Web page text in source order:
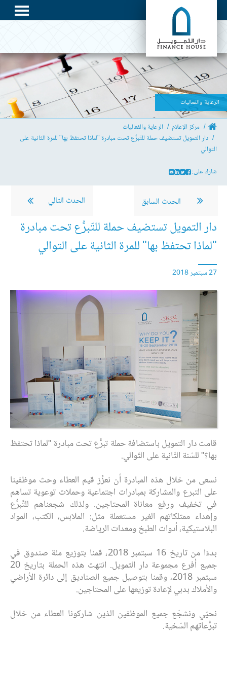
الرعاية والفعاليات
مركز الإعلام
الرعاية والفعاليات
دار التمويل تستضيف حملة للتّبرُّع تحت مبادرة "لماذا تحتفظ بها" للمرة الثانية على
التوالي
شارك على:
الحدث السابق الحدث التالي
دار التمويل تستضيف حملة للتّبرُّع تحت مبادرة
"لماذا تحتفظ بها" للمرة الثانية على التوالي
27 سبتمبر 2018
قامت دار التمويل باستضافة حملة تبرُّع تحت مبادرة "لماذا تحتفظ
بها؟" للسّنة الثّانية على التّوالي.
نسعى من خلال هذه المبادرة أن نعزِّز قيم العطاء وحث موظفينا
على التبرع والمشاركة بمبادرات اجتماعية وحملات توعوية تساهم
في تخفيف ورفع معاناة المحتاجين. ولذلك شجعناهم للتَّبرُّع
وإهداء ممتلكاتهم الغير مستعملة مثل: الملابس، الكتب، المواد
البلاستيكية، أدوات الطبخ ومعدات الرياضة.
بدءًا من تاريخ 16 سبتمبر 2018، قمنا بتوزيع مئة صندوق في
جميع أفرع مجموعة دار التمويل. انتهت هذه الحملة بتاريخ 20
سبتمبر 2018، وقمنا بتوصيل جميع الصناديق إلى دائرة الأراضي
والأملاك بدبي لإعادة توزيعها على المحتاجين.
نحيّي ونشجّع جميع الموظفين الذين شاركونا العطاء من خلال
تبرُّعاتهم السّخية.